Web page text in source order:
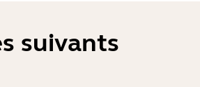
suivants